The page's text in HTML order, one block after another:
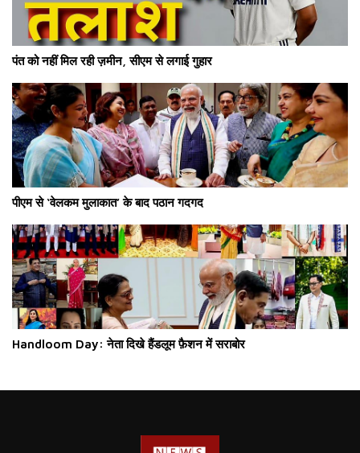
पंत को नहीं मिल रही ज़मीन, सीएम से लगाई गुहार
पीएम से ‘वेलकम मुलाकात’ के बाद पठान गदगद
Handloom Day: नेता दिखे हैंडलूम फ़ैशन में सराबोर